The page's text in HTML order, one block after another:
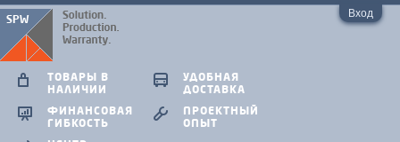
Вход
ТОВАРЫ В
НАЛИЧИИ
УДОБНАЯ
ДОСТАВКА
ФИНАНСОВАЯ
ГИБКОСТЬ
ПРОЕКТНЫЙ
ОПЫТ